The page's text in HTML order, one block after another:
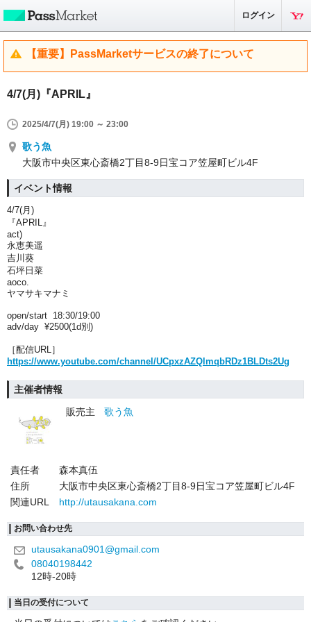
ログイン
【重要】PassMarketサービスの終了について
4/7(月)『APRIL』
2025/4/7(月) 19:00 ～ 23:00
歌う魚
大阪市中央区東心斎橋2丁目8-9日宝コア笠屋町ビル4F
イベント情報
4/7(月)
『APRIL』
act)
永恵美遥
吉川葵
石坪日菜
aoco.
ヤマサキマナミ
open/start 18:30/19:00
adv/day ¥2500(1d別)
［配信URL］
https://www.youtube.com/channel/UCpxzAZQlmqbRDz1BLDts2Ug
主催者情報
販売主
歌う魚
責任者
森本真伍
住所
大阪市中央区東心斎橋2丁目8-9日宝コア笠屋町ビル4F
関連URL
http://utausakana.com
お問い合わせ先
utausakana0901@gmail.com
08040198442
12時-20時
当日の受付について